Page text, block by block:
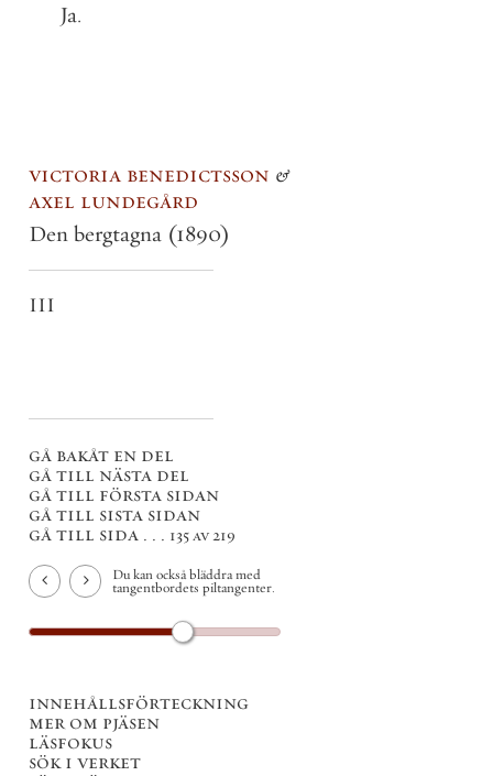
Ja.
victoria benedictsson &
axel lundegård
Den bergtagna (1890)
III
gå bakåt en del
gå till nästa del
gå till första sidan
gå till sista sidan
gå till sida . . . 135 av 219
Du kan också bläddra med
tangentbordets piltangenter.
innehållsförteckning
mer om pjäsen
läsfokus
sök i verket